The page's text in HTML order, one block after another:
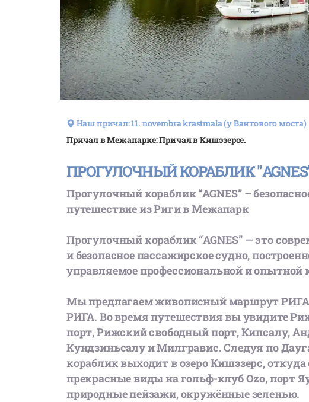
Наш причал: 11. novembra krastmala (у Вантового моста)
Причал в Межапарке: Причал в Кишэзерсе.
ПРОГУЛОЧНЫЙ КОРАБЛИК
Прогулочный кораблик “AGNES” –
путешествие из Риги в Межапарк
Прогулочный кораблик “AGNES”— это
и безопасное пассажирское судно,
управляемоепрофессиональной и опытной
Мы предлагаем живописный маршрут
РИГА. Во время путешествия вы увидите
порт,Рижский свободный порт,Кипсалу,
КундзиньсалуиМилгравис. Следуя по
кораблик выходит возеро Кишэзерс,
прекрасные виды нагольф-клуб Ozo,порт
природные пейзажи, окружённые зеленью.